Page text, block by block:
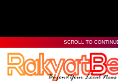
SCROLL TO